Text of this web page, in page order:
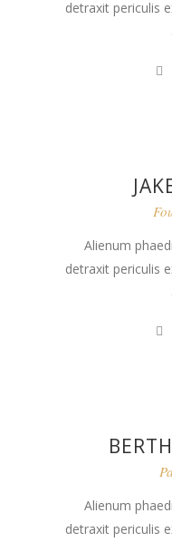
detraxit periculis
Alienum
detraxit periculis
Alienum
detraxit periculis